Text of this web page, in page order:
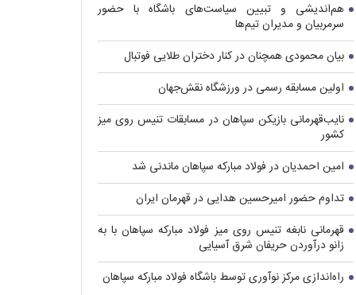
هم‌اندیشی و تبیین سیاست‌های باشگاه با حضور
سرمربیان و مدیران تیم‌ها
بیان محمودی همچنان در کنار دختران طلایی فوتبال
اولین مسابقه رسمی در ورزشگاه نقش‌جهان
نایب‌قهرمانی بازیکن سپاهان در مسابقات تنیس روی میز
کشور
امین احمدیان در فولاد مبارکه سپاهان ماندنی شد
تداوم حضور امیرحسین هدایی در قهرمان ایران
قهرمانی نابغه تنیس روی میز فولاد مبارکه سپاهان با به
زانو درآوردن حریفان شرق آسیایی
راه‌اندازی مرکز نوآوری توسط باشگاه فولاد مبارکه سپاهان